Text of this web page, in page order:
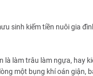
sinh kiếm tiền nuôi gia
là làm trâu làm ngựa, hay
một bụng khí oán giận,